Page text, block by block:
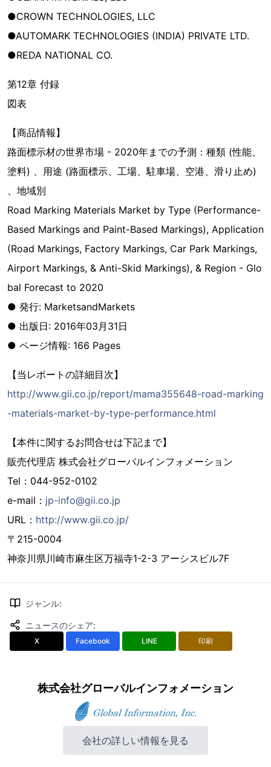
●CROWN TECHNOLOGIES, LLC
●AUTOMARK TECHNOLOGIES (INDIA) PRIVATE LTD.
●REDA NATIONAL CO.
第12章 付録
図表
【商品情報】
路面標示材の世界市場 - 2020年までの予測：種類 (性能、
塗料) 、用途 (路面標示、工場、駐車場、空港、滑り止め)
、地域別
Road Marking Materials Market by Type (Performance-
Based Markings and Paint-Based Markings), Application
(Road Markings, Factory Markings, Car Park Markings,
Airport Markings, & Anti-Skid Markings), & Region - Glo
bal Forecast to 2020
● 発行: MarketsandMarkets
● 出版日: 2016年03月31日
● ページ情報: 166 Pages
【当レポートの詳細目次】
http://www.gii.co.jp/report/mama355648-road-marking
-materials-market-by-type-performance.html
【本件に関するお問合せは下記まで】
販売代理店 株式会社グローバルインフォメーション
Tel：044-952-0102
e-mail： jp-info@gii.co.jp
URL： http://www.gii.co.jp/
〒215-0004
神奈川県川崎市麻生区万福寺1-2-3 アーシスビル7F
ジャンル:
ニュースのシェア:
X Facebook LINE 印刷
株式会社グローバルインフォメーション
会社の詳しい情報を見る